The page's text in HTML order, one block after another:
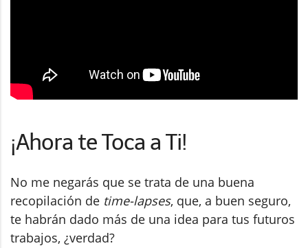
¡Ahora te Toca a Ti!
No me negarás que se trata de una buena
recopilación de time-lapses, que, a buen seguro,
te habrán dado más de una idea para tus futuros
trabajos, ¿verdad?